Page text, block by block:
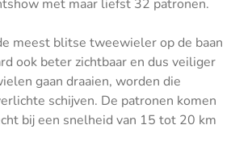
met maar liefst 32 patronen.
meest blitse tweewieler op de baan
ook beter zichtbaar en dus veiliger
gaan draaien, worden die
schijven. De patronen komen
bij een snelheid van 15 tot 20 km